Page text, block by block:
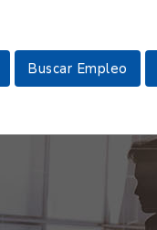
Buscar Empleo